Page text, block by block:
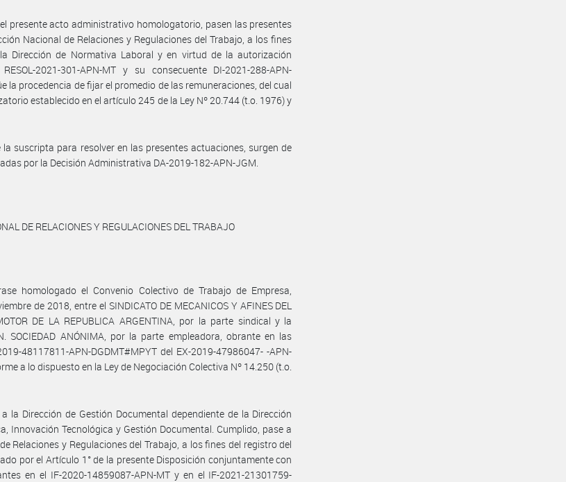
presente acto administrativo homologatorio, pasen las presentes
Nacional de Relaciones y Regulaciones del Trabajo, a los fines
Dirección de Normativa Laboral y en virtud de la autorización
2021-301-APN-MT y su consecuente DI-2021-288-APN-
la procedencia de fijar el promedio de las remuneraciones, del cual
establecido en el artículo 245 de la Ley Nº 20.744 (t.o. 1976) y
suscripta para resolver en las presentes actuaciones, surgen de
por la Decisión Administrativa DA-2019-182-APN-JGM.
DE RELACIONES Y REGULACIONES DEL TRABAJO
homologado el Convenio Colectivo de Trabajo de Empresa,
de 2018, entre el SINDICATO DE MECANICOS Y AFINES DEL
DE LA REPUBLICA ARGENTINA, por la parte sindical y la
SOCIEDAD ANÓNIMA, por la parte empleadora, obrante en las
48117811-APN-DGDMT#MPYT del EX-2019-47986047- -APN-
a lo dispuesto en la Ley de Negociación Colectiva Nº 14.250 (t.o.
a la Dirección de Gestión Documental dependiente de la Dirección
Innovación Tecnológica y Gestión Documental. Cumplido, pase a
Relaciones y Regulaciones del Trabajo, a los fines del registro del
por el Artículo 1° de la presente Disposición conjuntamente con
en el IF-2020-14859087-APN-MT y en el IF-2021-21301759-